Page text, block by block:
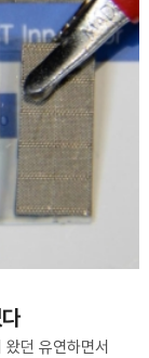
던 유연하면서